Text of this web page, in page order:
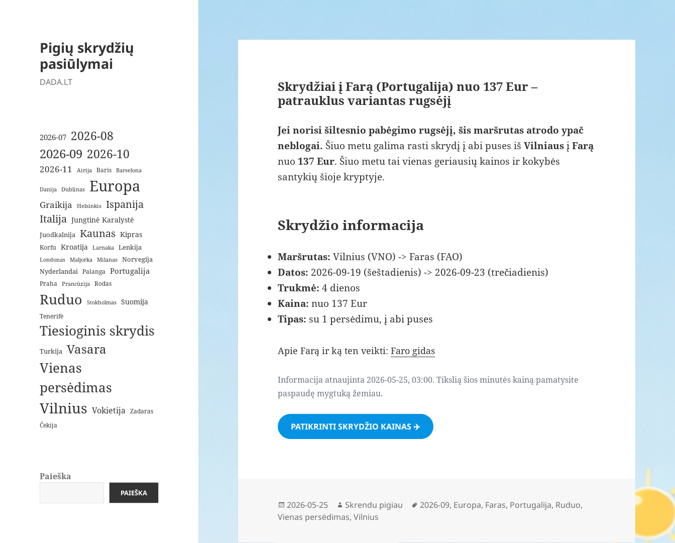
Pigių skrydžių
pasiūlymai
DADA.LT
2026-07 2026-08
2026-09 2026-10
2026-11 Airija Baris Barselona
Danija Dublinas Europa
Graikija Helsinkis
Ispanija
Italija Jungtinė Karalystė
Juodkalnija Kaunas Kipras
Korfu Kroatija Larnaka Lenkija
Londonas Maljorka Milanas
Norvegija
Nyderlandai Palanga Portugalija
Praha Prancūzija Rodas
Ruduo Stokholmas Suomija
Tenerifė
Tiesioginis skrydis
Turkija Vasara
Vienas
persėdimas
Vilnius Vokietija Zadaras
Čekija
Paieška
PAIEŠKA
Skrydžiai į Farą (Portugalija) nuo 137 Eur –
patrauklus variantas rugsėjį
Jei norisi šiltesnio pabėgimo rugsėjį, šis maršrutas atrodo ypač
neblogai. Šiuo metu galima rasti skrydį į abi puses išVilniausįFarą
nuo 137 Eur. Šiuo metu tai vienas geriausių kainos ir kokybės
santykių šioje kryptyje.
Skrydžio informacija
Maršrutas: Vilnius (VNO) -> Faras (FAO)
Datos: 2026-09-19 (šeštadienis) -> 2026-09-23 (trečiadienis)
Trukmė: 4 dienos
Kaina: nuo 137 Eur
Tipas: su 1 persėdimu, į abi puses
Apie Farą ir ką ten veikti:Faro gidas
Informacija atnaujinta 2026-05-25, 03:00. Tikslią šios minutės kainą pamatysite
paspaudę mygtuką žemiau.
PATIKRINTI SKRYDŽIO KAINAS ✈️
Paskelbta
2026-05-25 Autorius
Skrendu pigiau Žymos
2026-09, Europa, Faras, Portugalija, Ruduo,
Vienas persėdimas,Vilnius